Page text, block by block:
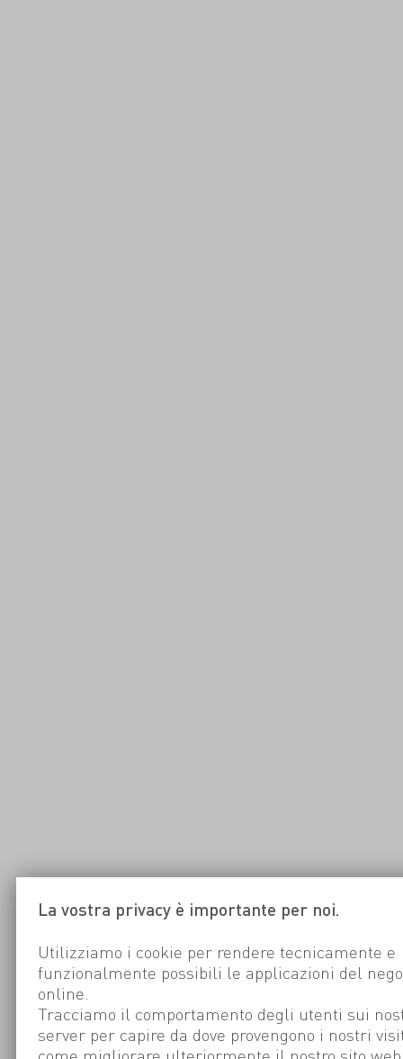
La vostra privacy è importante per noi.
Utilizziamo i cookie per rendere tecnicamente e
funzionalmente possibili le applicazioni del
online.
Tracciamo il comportamento degli utenti sui
server per capire da dove provengono i nostri